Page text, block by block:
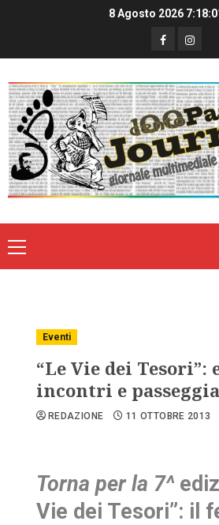
8 Agosto 2026
Eventi
“Le Vie dei Tesori”:
incontri e
REDAZIONE 11 OTTOBRE 2013
Torna per la 7^
Vie dei Tesori”: il